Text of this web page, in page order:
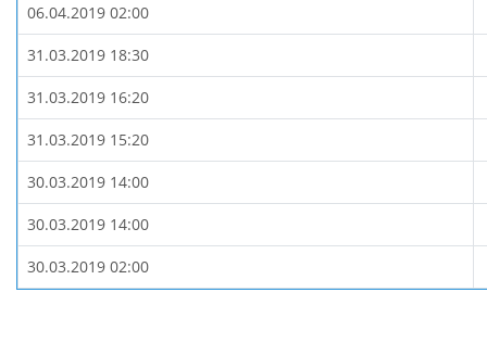
06.04.2019 02:00
31.03.2019 18:30
31.03.2019 16:20
31.03.2019 15:20
30.03.2019 14:00
30.03.2019 14:00
30.03.2019 02:00